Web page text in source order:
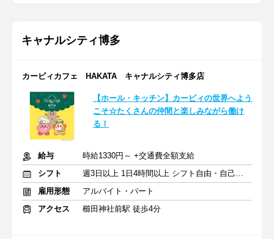
キャナルシティ博多
カービィカフェ HAKATA キャナルシティ博多店
【ホール・キッチン】カービィの世界へよう
こそ☆たくさんの仲間と楽しみながら働け
る！
給与
時給1330円～ +交通費全額支給
シフト
週3日以上 1日4時間以上 シフト自由・自己申告
雇用形態
アルバイト・パート
アクセス
櫛田神社前駅 徒歩4分